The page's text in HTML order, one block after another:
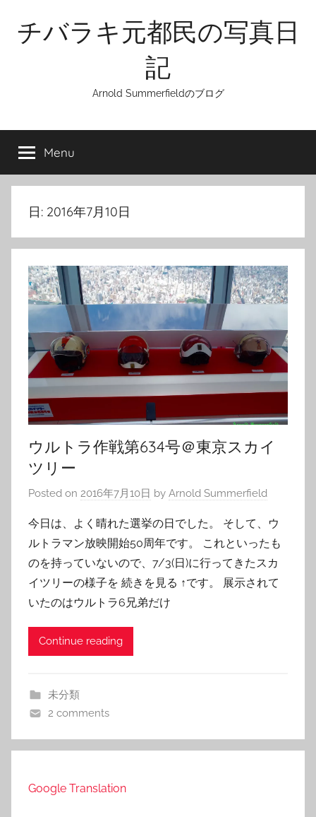
content
チバラキ元都民の写真日
記
Arnold Summerfieldのブログ
Menu
日: 2016年7月10日
ウルトラ作戦第634号＠東京スカイ
ツリー
Posted on 2016年7月10日 by Arnold Summerfield
今日は、よく晴れた選挙の日でした。 そして、ウ
ルトラマン放映開始50周年です。 これといったも
のを持っていないので、7/3(日)に行ってきたスカ
イツリーの様子を 続きを見る ↑です。 展示されて
いたのはウルトラ6兄弟だけ
Continue reading
未分類
2 comments
Google Translation